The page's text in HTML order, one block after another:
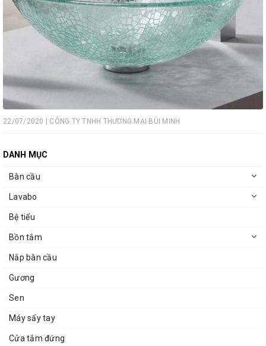
22/07/2020 | CÔNG TY TNHH THƯƠNG MẠI BÙI MINH
DANH MỤC
Bàn cầu
Lavabo
Bệ tiểu
Bồn tắm
Nắp bàn cầu
Gương
Sen
Máy sấy tay
Cửa tắm đứng